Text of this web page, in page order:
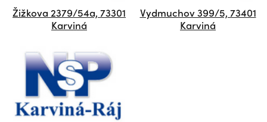
Žižkova 2379/54a, 73301
Karviná
Vydmuchov 399/5, 73401
Karviná